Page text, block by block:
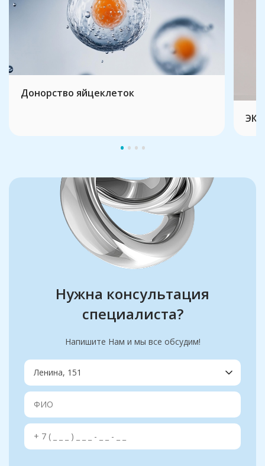
Донорство яйцеклеток
ЭКО
Нужна консультация
специалиста?
Напишите Нам и мы все обсудим!